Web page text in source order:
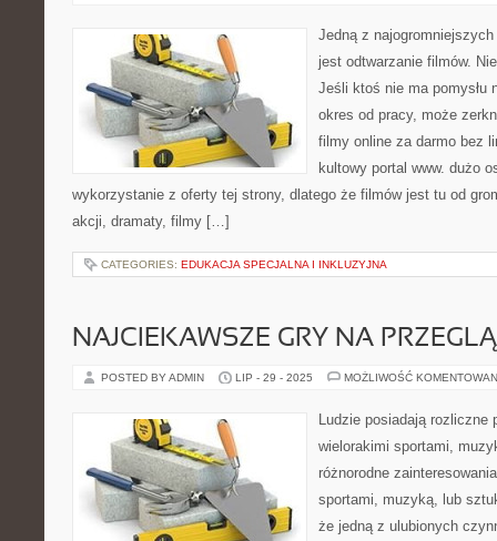
Jedną z
jest odtwarzanie filmów.
Jeśli ktoś nie ma pomysłu
okres od pracy, może
filmy online za darmo bez
kultowy portal www. dużo
wykorzystanie z oferty tej strony, dlatego że filmów jest tu od
akcji, dramaty, filmy […]
CATEGORIES: EDUKACJA SPECJALNA I INKLUZYJNA
NAJCIEKAWSZE GRY NA
POSTED BY ADMIN LIP - 29 - 2025 MOŻLIWOŚĆ
Ludzie posiadają rozliczne
wielorakimi sportami,
różnorodne
sportami, muzyką, lub
że jedną z ulubionych